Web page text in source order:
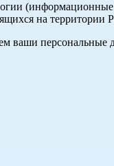
на территории
ваши